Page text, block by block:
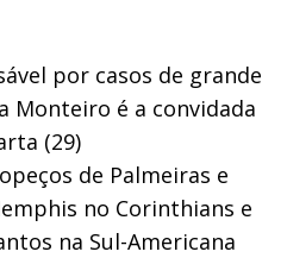
por casos de grande
Monteiro é a convidada
(29)
de Palmeiras e
no Corinthians e
na Sul-Americana